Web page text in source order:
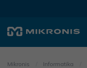
Mikronis Informatika